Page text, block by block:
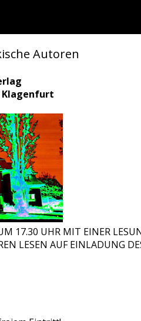
Autoren
Klagenfurt
17.30 UHR MIT EINER
LESEN AUF EINLADUNG